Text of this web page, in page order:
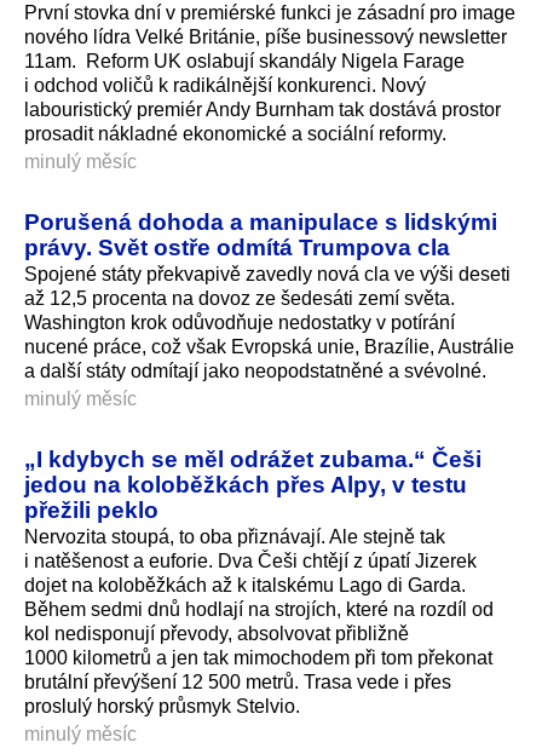
První stovka dní v premiérské funkci je zásadní pro image
nového lídra Velké Británie, píše businessový newsletter
11am. Reform UK oslabují skandály Nigela Farage
i odchod voličů k radikálnější konkurenci. Nový
labouristický premiér Andy Burnham tak dostává prostor
prosadit nákladné ekonomické a sociální reformy.
minulý měsíc
Porušená dohoda a manipulace s lidskými
právy. Svět ostře odmítá Trumpova cla
Spojené státy překvapivě zavedly nová cla ve výši deseti
až 12,5 procenta na dovoz ze šedesáti zemí světa.
Washington krok odůvodňuje nedostatky v potírání
nucené práce, což však Evropská unie, Brazílie, Austrálie
a další státy odmítají jako neopodstatněné a svévolné.
minulý měsíc
„I kdybych se měl odrážet zubama.“ Češi
jedou na koloběžkách přes Alpy, v testu
přežili peklo
Nervozita stoupá, to oba přiznávají. Ale stejně tak
i natěšenost a euforie. Dva Češi chtějí z úpatí Jizerek
dojet na koloběžkách až k italskému Lago di Garda.
Během sedmi dnů hodlají na strojích, které na rozdíl od
kol nedisponují převody, absolvovat přibližně
1000 kilometrů a jen tak mimochodem při tom překonat
brutální převýšení 12 500 metrů. Trasa vede i přes
proslulý horský průsmyk Stelvio.
minulý měsíc